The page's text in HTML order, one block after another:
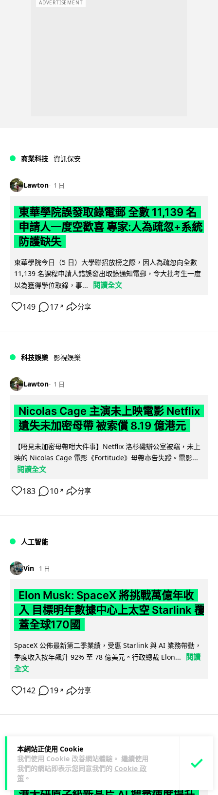
本網站正使用 Cookie
我們使用 Cookie 改善網站體驗。 繼續使用
我們的網站即表示您同意我們的 Cookie 政
策 。
ADVERTISEMENT
商業科技 資訊保安
Lawton 1 日
東華學院誤發取錄電郵 全數 11,139 名
申請人一度空歡喜 專家:人為疏忽+系統
防護缺失
東華學院今日（5 日）大學聯招放榜之際，因人為疏忽向全數
11,139 名課程申請人錯誤發出取錄通知電郵，令大批考生一度
以為獲得學位取錄，事...
閱讀全文
149 17 ↗ 分享
科技娛樂 影視娛樂
Lawton 1 日
Nicolas Cage 主演未上映電影 Netflix
遺失未加密母帶 被索償 8.19 億港元
【唔見未加密母帶咁大件事】Netflix 洛杉磯辦公室被竊，未上
映的 Nicolas Cage 電影《Fortitude》母帶亦告失蹤。電影...
閱讀全文
183 10 ↗ 分享
人工智能
Vin 1 日
Elon Musk: SpaceX 將挑戰萬億年收
入 目標明年數據中心上太空 Starlink 覆
蓋全球170國
SpaceX 公佈最新第二季業績，受惠 Starlink 與 AI 業務帶動，
季度收入按年飆升 92% 至 78 億美元。行政總裁 Elon...
閱讀
全文
142 19 ↗ 分享
Vin 1 日